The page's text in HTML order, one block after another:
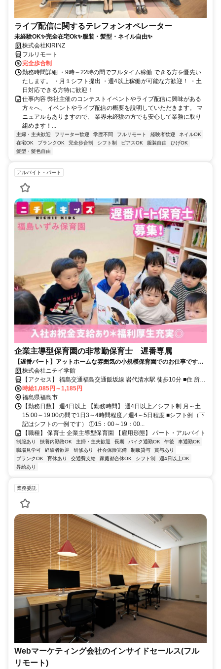
ライブ配信に関するテレフォンオペレーター
未経験OK✨完全在宅Ok✨服装・髪型・ネイル自由✨
株式会社KIRINZ
フルリモート
完全歩合制
勤務時間詳細 ・9時～22時の間でフルタイム稼働 できる方を優先い
たします。 ・月１シフト提出 ・週4以上稼働が可能な方歓迎！ ・土
日対応できる方特に歓迎！
仕事内容 弊社主催のコンテストイベントやライブ配信に興味がある
方々へ、 イベントやライブ配信の概要を説明していただきます。 マ
ニュアルもありますので、 業界未経験の方でも安心して業務に取り
組めます！...
主婦・主夫歓迎 フリーター歓迎 学歴不問 フルリモート 経験者歓迎
ネイルOK
在宅OK
ブランクOK 完全歩合制 シフト制 ピアスOK 服装自由
ひげOK
髪型・髪色自由
アルバイト・パート
企業主導型保育園の非常勤保育士 遅番専属
【遅番パート】アットホームな雰囲気の小規模保育園でのお仕事です。
夕方から閉園までの時間帯に働いていただける方、大募集！
株式会社ニチイ学館
【アクセス】 福島交通福島交通飯坂線 岩代清水駅 徒歩10分 ■住 所
福島県 福島市 泉道下９-１ ■アクセス 福島交通福島交通飯坂線 岩代清
水駅 徒歩10分
時給1,085円～1,185円
福島県福島市
【勤務日数】 週4日以上 【勤務時間】 週4日以上／シフト制 月～土
15:00～19:00の間で1日3～4時間程度／週4～5日程度 ■シフト例（下
記はシフトの一例です） ①15：00～19：00...
【職種】 保育士 企業主導型保育園 【雇用形態】 パート・アルバイト
制服あり 扶養内勤務OK 主婦・主夫歓迎 長期 バイク通勤OK 午後
車通勤OK
職場見学可
経験者歓迎 研修あり 社会保険完備 制服貸与
賞与あり
ブランクOK
育休あり 交通費支給 家庭都合休OK シフト制
週4日以上OK
昇給あり
業務委託
Webマーケティング会社のインサイドセールス(フル
リモート)